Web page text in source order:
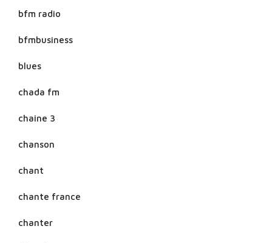
bfm radio
bfmbusiness
blues
chada fm
chaine 3
chanson
chant
chante france
chanter